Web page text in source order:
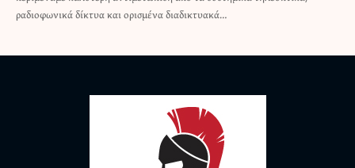
ραδιοφωνικά δίκτυα και ορισμένα διαδικτυακά…